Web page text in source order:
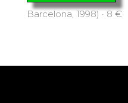
Barcelona, 1998) · 8 €